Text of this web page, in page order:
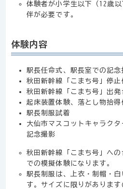
体験者が小学生以下（12歳
伴が必要です。
体験内容
駅長任命式、駅長室での記念
秋田新幹線「こまち号」停
秋田新幹線「こまち号」出発
起床装置体験、落とし物拾
駅長制服試着
大仙市マスコットキャラク
記念撮影
秋田新幹線「こまち号」へ
での模擬体験になります。
駅長制服は、上衣・制帽・
す。サイズに限りがあります